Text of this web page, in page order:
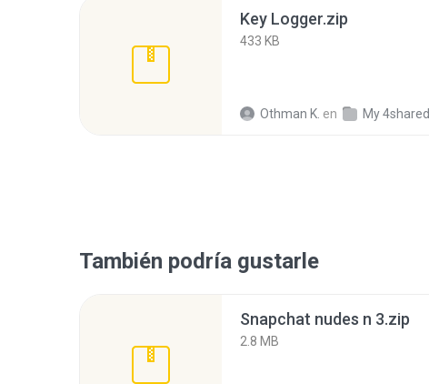
Key Logger.zip
433 KB
Othman K. en My 4shared
También podría gustarle
Snapchat nudes n 3.zip
2.8 MB